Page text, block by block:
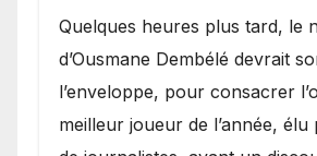
Quelques heures plus tard, le
d’Ousmane Dembélé devrait
l’enveloppe, pour consacrer
meilleur joueur de l’année,